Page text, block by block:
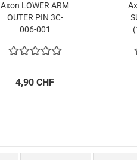
Axon LOWER ARM
OUTER PIN 3C-
006-001
4,90 CHF